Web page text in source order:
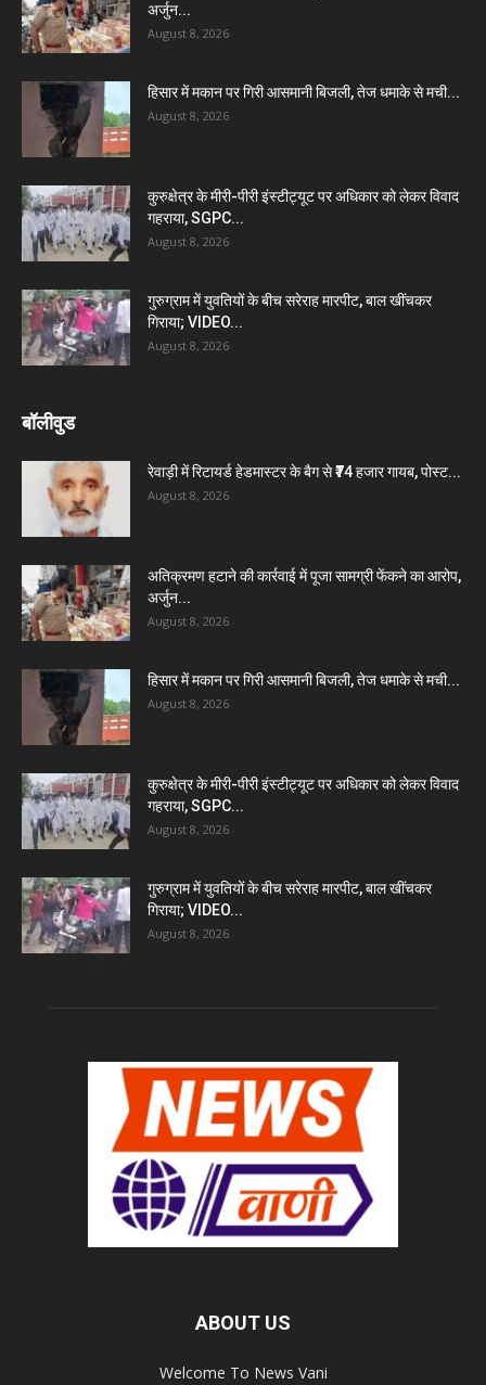
अर्जुन...
August 8, 2026
हिसार में मकान पर गिरी आसमानी बिजली, तेज धमाके से मची...
August 8, 2026
कुरुक्षेत्र के मीरी-पीरी इंस्टीट्यूट पर अधिकार को लेकर विवाद
गहराया, SGPC...
August 8, 2026
गुरुग्राम में युवतियों के बीच सरेराह मारपीट, बाल खींचकर
गिराया; VIDEO...
August 8, 2026
बॉलीवुड
रेवाड़ी में रिटायर्ड हेडमास्टर के बैग से ₹74 हजार गायब, पोस्ट...
August 8, 2026
अतिक्रमण हटाने की कार्रवाई में पूजा सामग्री फेंकने का आरोप,
अर्जुन...
August 8, 2026
हिसार में मकान पर गिरी आसमानी बिजली, तेज धमाके से मची...
August 8, 2026
कुरुक्षेत्र के मीरी-पीरी इंस्टीट्यूट पर अधिकार को लेकर विवाद
गहराया, SGPC...
August 8, 2026
गुरुग्राम में युवतियों के बीच सरेराह मारपीट, बाल खींचकर
गिराया; VIDEO...
August 8, 2026
ABOUT US
Welcome To News Vani